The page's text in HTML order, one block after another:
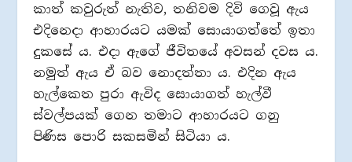
කාත් කවුරුත් නැතිව, තනිවම දිවි ගෙවූ ඇය
එදිනෙදා ආහාරයට යමක් සොයාගත්තේ ඉතා
දුකසේ ය. එදා ඇගේ ජීවිතයේ අවසන් දවස ය.
නමුත් ඇය ඒ බව නොදත්තා ය. එදින ඇය
හැල්කෙත පුරා ඇවිද සොයාගත් හැල්වී
ස්වල්පයක් ගෙන තමාට ආහාරයට ගනු
පිණිස පොරි සකසමින් සිටියා ය.